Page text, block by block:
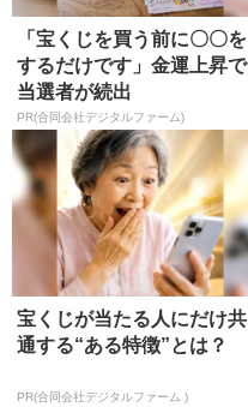
「宝くじを買う前に〇〇を
するだけです」金運上昇で
当選者が続出
PR(合同会社デジタルファーム)
宝くじが当たる人にだけ共
通する“ある特徴”とは？
PR(合同会社デジタルファーム )